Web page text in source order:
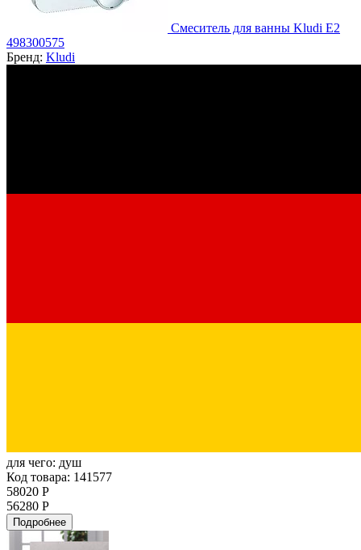
Смеситель для ванны Kludi E2
498300575
Бренд: Kludi
для чего: душ
Код товара: 141577
58020 Р
56280 Р
Подробнее